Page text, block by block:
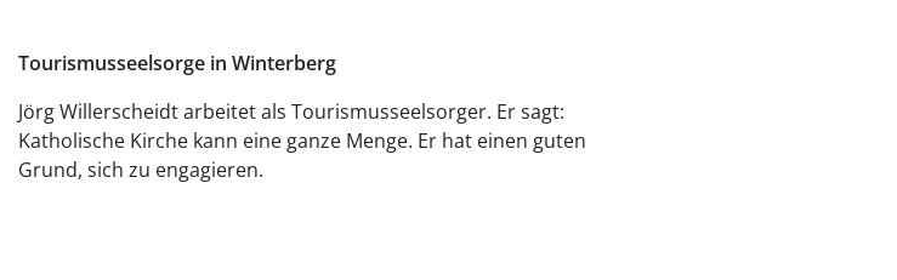
Tourismusseelsorge in Winterberg
Jörg Willerscheidt arbeitet als Tourismusseelsorger. Er sagt:
Katholische Kirche kann eine ganze Menge. Er hat einen guten
Grund, sich zu engagieren.